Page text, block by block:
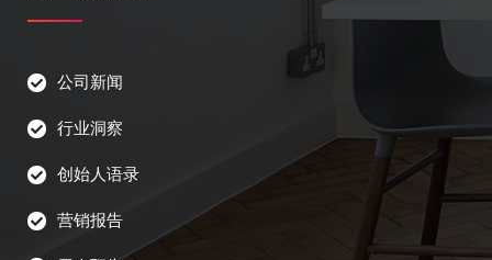
公司新闻
行业洞察
创始人语录
营销报告